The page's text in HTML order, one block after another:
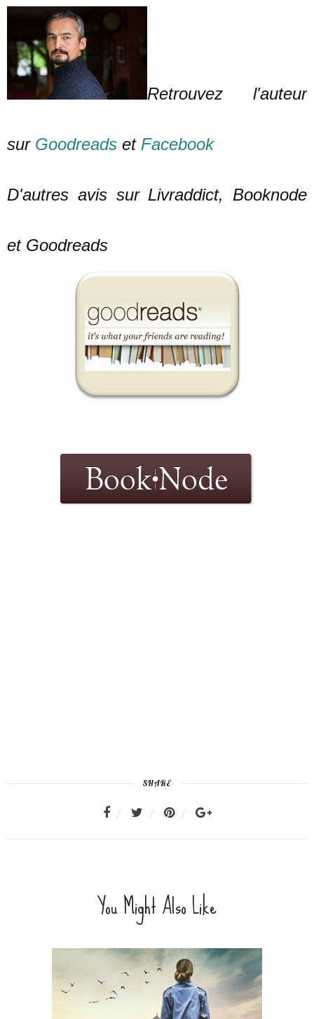
Retrouvez l'auteur
sur Goodreads et Facebook
D'autres avis sur Livraddict, Booknode
et Goodreads
SHARE
You Might Also Like